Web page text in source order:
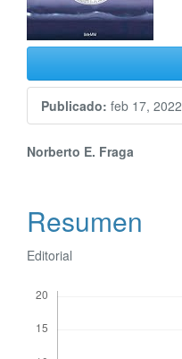
Publicado: feb 17, 2022
Contenido
del
artículo
Norberto E. Fraga
Resumen
Editorial